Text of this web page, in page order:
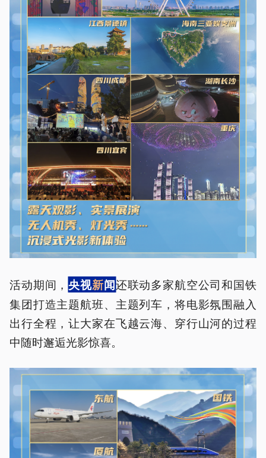
活动期间，央视新闻还联动多家航空公司和国铁
集团打造主题航班、主题列车，将电影氛围融入
出行全程，让大家在飞越云海、穿行山河的过程
中随时邂逅光影惊喜。